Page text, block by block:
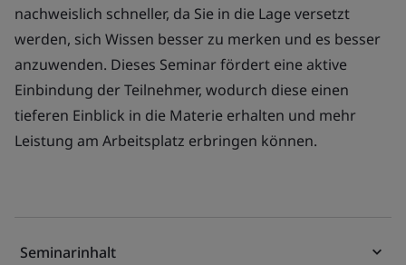
nachweislich schneller, da Sie in die Lage versetzt
werden, sich Wissen besser zu merken und es besser
anzuwenden. Dieses Seminar fördert eine aktive
Einbindung der Teilnehmer, wodurch diese einen
tieferen Einblick in die Materie erhalten und mehr
Leistung am Arbeitsplatz erbringen können.
Seminarinhalt